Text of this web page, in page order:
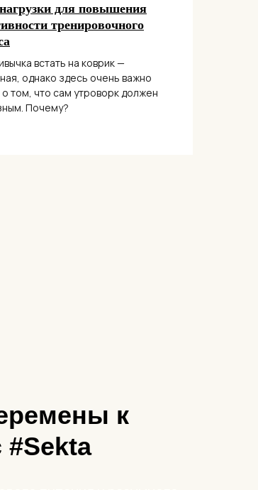
для повышения
тренировочного
встать на коврик —
однако здесь очень важно
том, что сам утроворк должен
Почему?
к